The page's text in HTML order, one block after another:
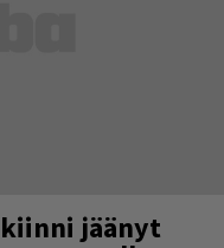
jäänyt